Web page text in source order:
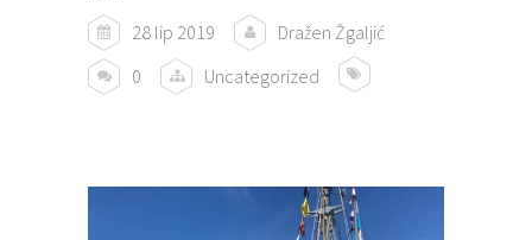
28 lip 2019
Dražen Žgaljić
0
Uncategorized